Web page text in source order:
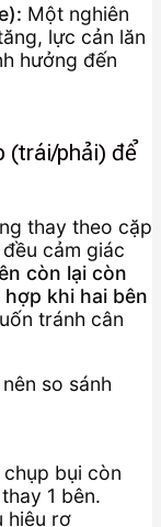
Một nghiên
lực cản lăn
hưởng đến
(trái/phải) để
thay theo cặp
cảm giác
còn lại còn
khi hai bên
tránh cân
so sánh
bụi còn
1 bên.
hiệu rơ